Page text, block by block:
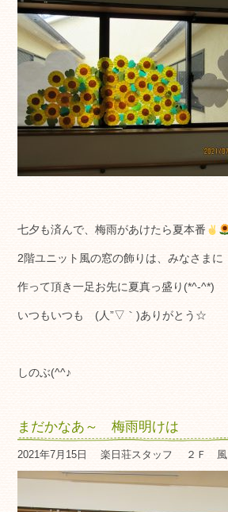
七夕も済んで、梅雨があけたら夏本番
2階ユニット風の窓の飾りは、みなさまに
作って頂き一足お先に夏真っ盛り(*^-^*)
いつもいつも (人”▽｀)ありがとう☆
しのぶ(^^♪
まだかなあ～ 梅雨明けは
2021年7月15日 楽日荘スタッフ ２Ｆ 風